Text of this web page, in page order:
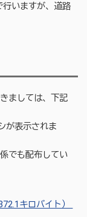
いますが、道路
ましては、下記
が表示されま
でも配布してい
キロバイト）